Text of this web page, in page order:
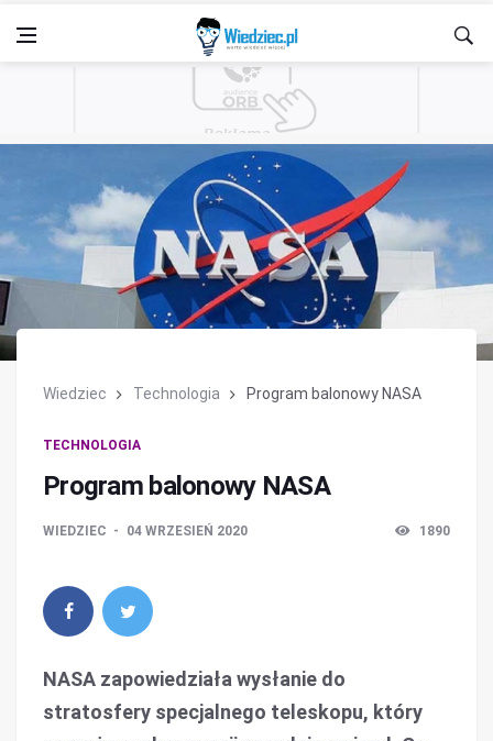
Wiedziec Technologia Program balonowy NASA
TECHNOLOGIA
Program balonowy NASA
WIEDZIEC 04 WRZESIEŃ 2020 1890
NASA zapowiedziała wysłanie do
stratosfery specjalnego teleskopu, który